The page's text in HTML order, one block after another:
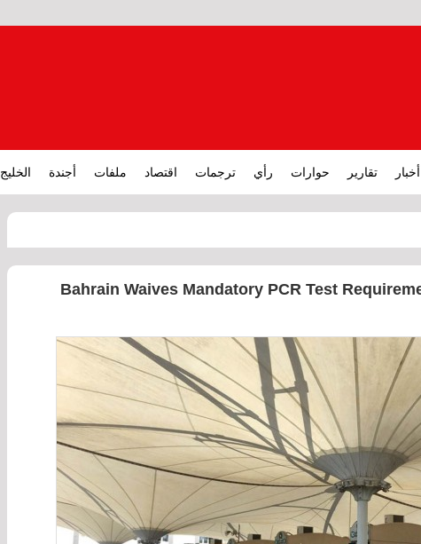
أخبار تقارير حوارات رأي ترجمات اقتصاد ملفات أجندة الخليج
Bahrain Waives Mandatory PCR Test